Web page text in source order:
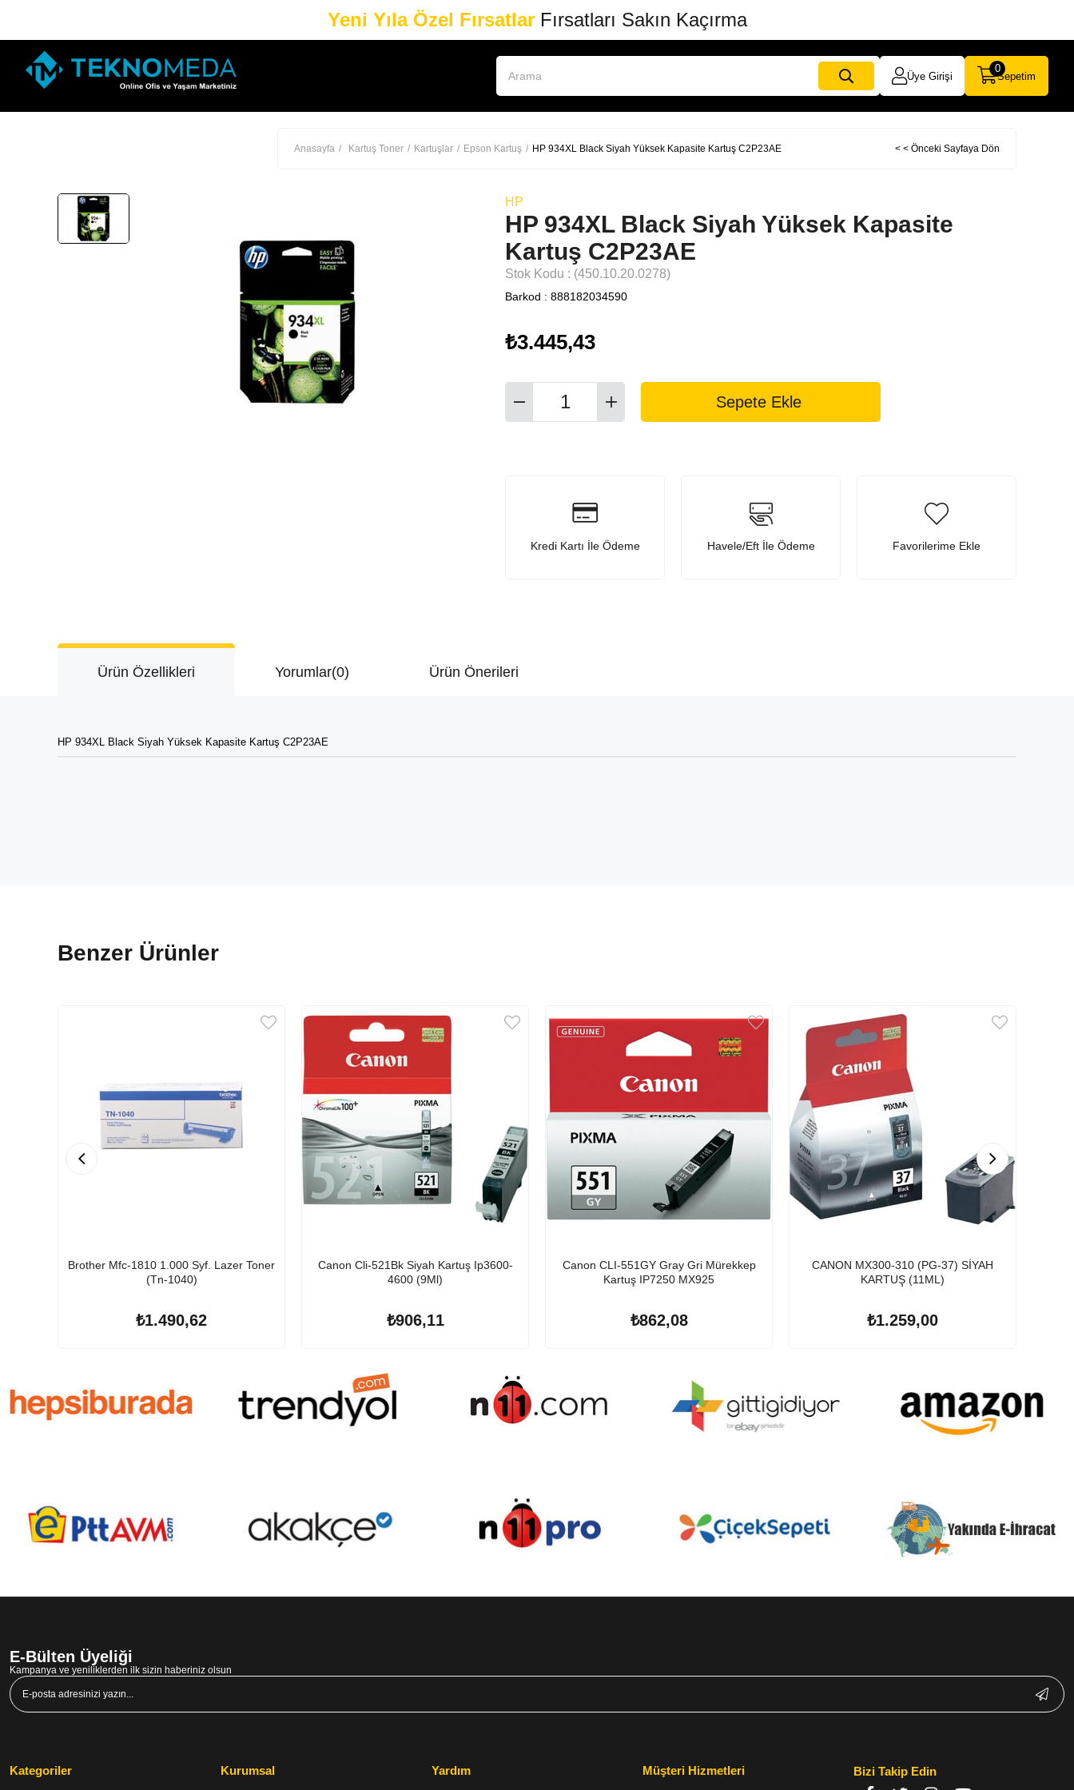
Yeni Yıla Özel FırsatlarFırsatları Sakın Kaçırma
Üye Girişi Sepetim
0
Anasayfa Kartuş Toner Kartuşlar Epson Kartuş HP 934XL Black Siyah Yüksek Kapasite Kartuş C2P23AE < < Önceki Sayfaya Dön
HP
HP 934XL Black Siyah Yüksek Kapasite
Kartuş C2P23AE
Stok Kodu (450.10.20.0278)
Barkod : 888182034590
₺3.445,43
Kredi Kartı İle Ödeme Havele/Eft İle Ödeme Favorilerime Ekle
Ürün Özellikleri Yorumlar(0) Ürün Önerileri
HP 934XL Black Siyah Yüksek Kapasite Kartuş C2P23AE
Benzer Ürünler
Brother Mfc-1810 1.000 Syf. Lazer Toner
(Tn-1040)
₺1.490,62
Canon Cli-521Bk Siyah Kartuş Ip3600-
4600 (9Ml)
₺906,11
Canon CLI-551GY Gray Gri Mürekkep
Kartuş IP7250 MX925
₺862,08
CANON MX300-310 (PG-37) SİYAH
KARTUŞ (11ML)
₺1.259,00
E-Bülten Üyeliği
Kampanya ve yeniliklerden ilk sizin haberiniz olsun
Kategoriler Kurumsal Yardım Müşteri Hizmetleri Bizi Takip Edin